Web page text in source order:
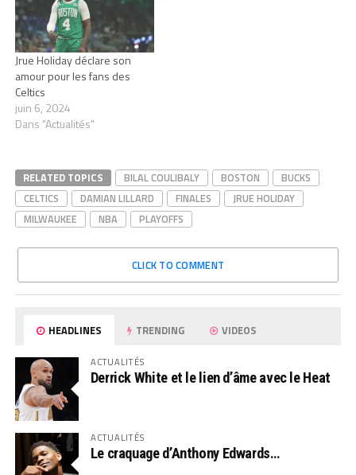
Jrue Holiday déclare son
amour pour les fans des
Celtics
juin 6, 2024
Dans "Actualités"
RELATED TOPICS BILAL COULIBALY BOSTON
BUCKS
CELTICS
DAMIAN LILLARD FINALES
JRUE HOLIDAY
MILWAUKEE
NBA PLAYOFFS
CLICK TO COMMENT
HEADLINES TRENDING VIDEOS
ACTUALITÉS
Derrick White et le lien d’âme avec le Heat
ACTUALITÉS
Le craquage d’Anthony Edwards…